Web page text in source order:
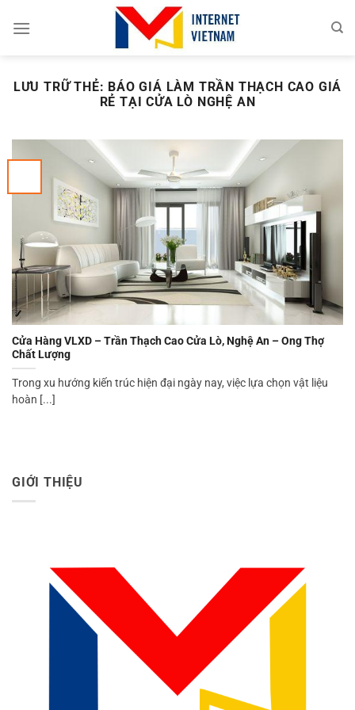
đến
LƯU TRỮ THẺ: BÁO GIÁ LÀM TRẦN THẠCH CAO GIÁ
RẺ TẠI CỬA LÒ NGHỆ AN
Cửa Hàng VLXD – Trần Thạch Cao Cửa Lò, Nghệ An – Ong Thợ
Chất Lượng
Trong xu hướng kiến trúc hiện đại ngày nay, việc lựa chọn vật liệu
hoàn [...]
GIỚI THIỆU